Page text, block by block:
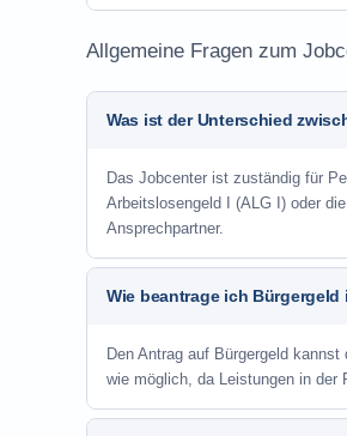
Allgemeine Fragen zum
Was ist der Unterschied
Das Jobcenter ist zuständig für
Arbeitslosengeld I (ALG I) oder
Ansprechpartner.
Wie beantrage ich
Den Antrag auf Bürgergeld
wie möglich, da Leistungen in der